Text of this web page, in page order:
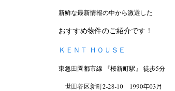
新鮮な最新情報の中から激選した
おすすめ物件のご紹介です！
ＫＥＮＴ ＨＯＵＳＥ
東急田園都市線 『桜新町駅』 徒歩5分
世田谷区新町2-28-10 1990年03月